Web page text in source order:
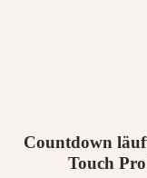
Countdown
Touch